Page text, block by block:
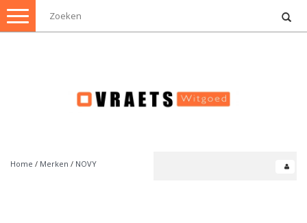
Toggle
navigation
Home / Merken / NOVY